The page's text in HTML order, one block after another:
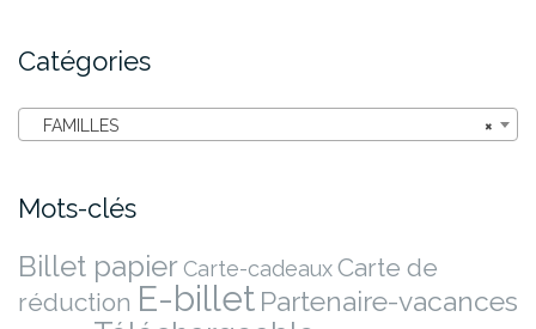
Catégories
×
FAMILLES
Mots-clés
Billet papier Carte-cadeauxCarte de
réduction E-billet Partenaire-vacances